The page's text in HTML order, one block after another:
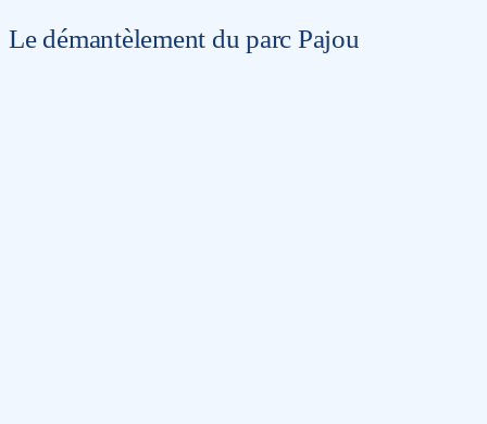
Le démantèlement du parc Pajou